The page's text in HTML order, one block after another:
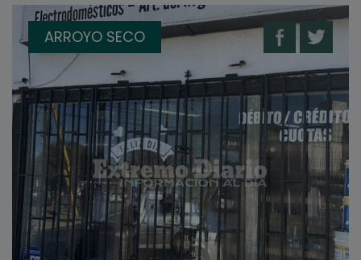
ARROYO SECO